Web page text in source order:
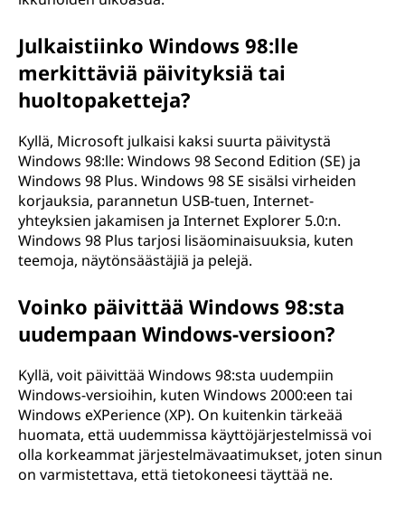
Julkaistiinko Windows 98:lle
merkittäviä päivityksiä tai
huoltopaketteja?
Kyllä, Microsoft julkaisi kaksi suurta päivitystä
Windows 98:lle: Windows 98 Second Edition (SE) ja
Windows 98 Plus. Windows 98 SE sisälsi virheiden
korjauksia, parannetun USB-tuen, Internet-
yhteyksien jakamisen ja Internet Explorer 5.0:n.
Windows 98 Plus tarjosi lisäominaisuuksia, kuten
teemoja, näytönsäästäjiä ja pelejä.
Voinko päivittää Windows 98:sta
uudempaan Windows-versioon?
Kyllä, voit päivittää Windows 98:sta uudempiin
Windows-versioihin, kuten Windows 2000:een tai
Windows eXPerience (XP). On kuitenkin tärkeää
huomata, että uudemmissa käyttöjärjestelmissä voi
olla korkeammat järjestelmävaatimukset, joten sinun
on varmistettava, että tietokoneesi täyttää ne.